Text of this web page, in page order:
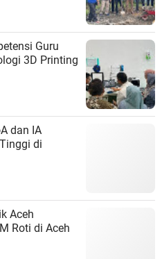
Guru
3D Printing
dan IA
di
Aceh
Roti di Aceh